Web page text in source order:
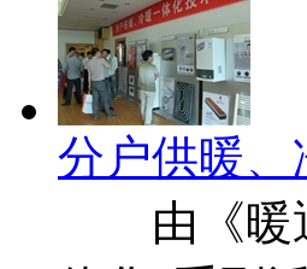
分户供暖
由《暖通